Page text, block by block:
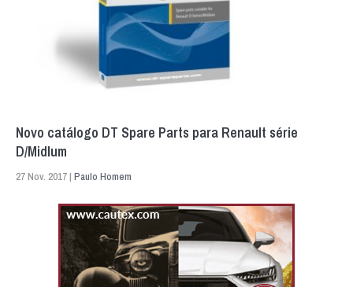
Novo catálogo DT Spare Parts para Renault série
D/Midlum
27 Nov. 2017 | Paulo Homem